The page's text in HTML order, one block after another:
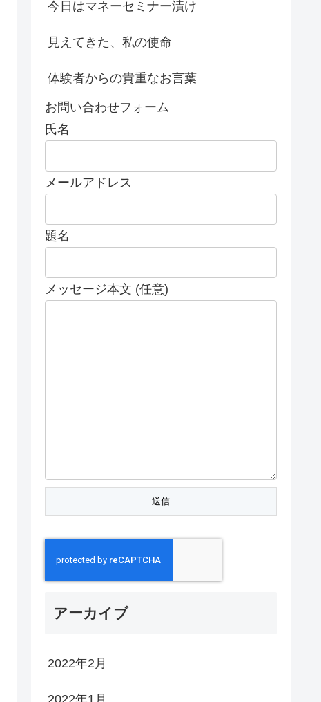
今日はマネーセミナー漬け
見えてきた、私の使命
体験者からの貴重なお言葉
お問い合わせフォーム
氏名
メールアドレス
題名
メッセージ本文 (任意)
アーカイブ
2022年2月
2022年1月